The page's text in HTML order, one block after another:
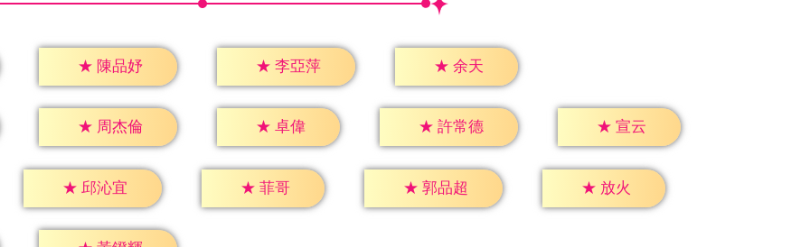
★ 陳品妤 ★ 李亞萍 ★ 余天
★ 周杰倫 ★ 卓偉 ★ 許常德 ★ 宣云
★ 邱沁宜 ★ 菲哥 ★ 郭品超 ★ 放火